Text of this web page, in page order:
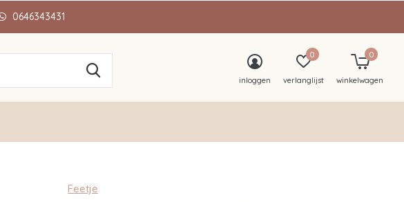
inloggen verlanglijst
0
winkelwagen
0
0646343431
Feetje